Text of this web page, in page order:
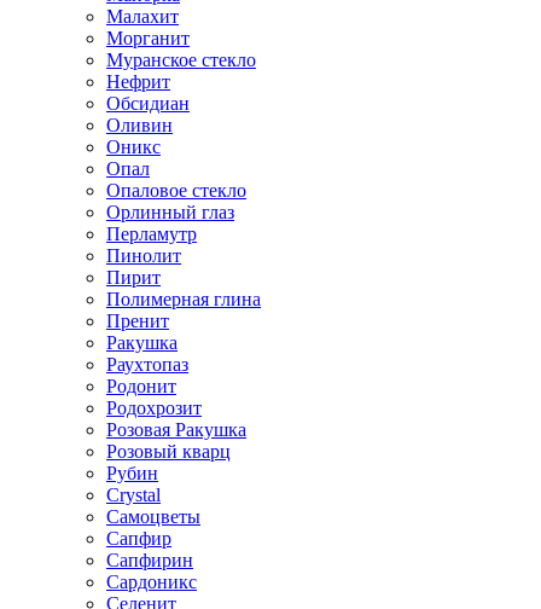
Малахит
Морганит
Муранское стекло
Нефрит
Обсидиан
Оливин
Оникс
Опал
Опаловое стекло
Орлинный глаз
Перламутр
Пинолит
Пирит
Полимерная глина
Пренит
Ракушка
Раухтопаз
Родонит
Родохрозит
Розовая Ракушка
Розовый кварц
Рубин
Сrystal
Самоцветы
Сапфир
Сапфирин
Сардоникс
Селенит